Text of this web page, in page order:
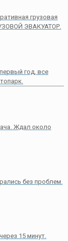
грузовая
ЭВАКУАТОР.
год, все
Ждал около
без проблем.
15 минут.